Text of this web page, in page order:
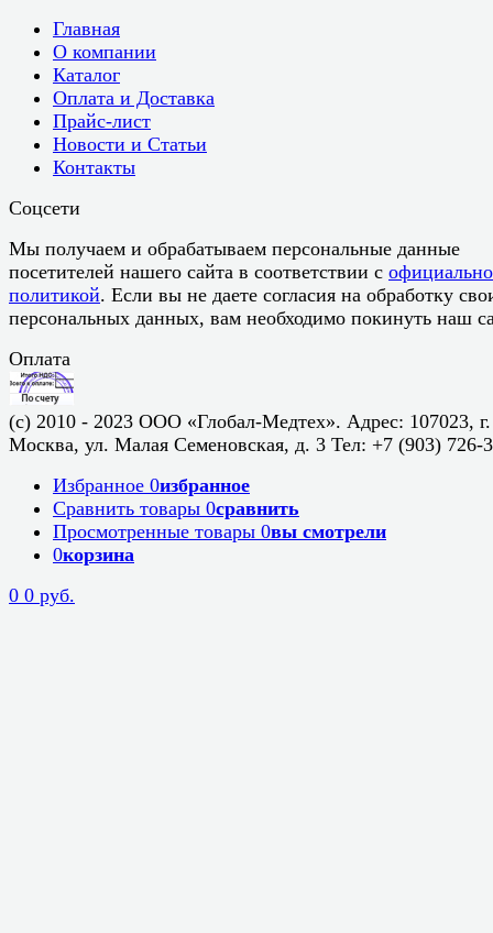
Главная
О компании
Каталог
Оплата и Доставка
Прайс-лист
Новости и Статьи
Контакты
Соцсети
Мы получаем и обрабатываем персональные данные
посетителей нашего сайта в соответствии с
политикой. Если вы не даете согласия на обработку
персональных данных, вам необходимо покинуть наш
Оплата
(c) 2010 - 2023 ООО «Глобал-Медтех». Адрес: 107023, г.
Москва, ул. Малая Семеновская, д. 3 Тел: +7 (903) 726-
Избранное 0избранное
Сравнить товары 0сравнить
Просмотренные товары 0вы смотрели
0корзина
0 0 руб.